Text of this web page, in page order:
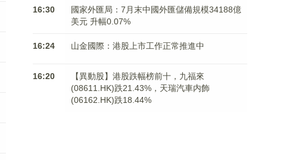
16:30
國家外匯局：7月末中國外匯儲備規模34188億
美元 升幅0.07%
16:24 山金國際：港股上市工作正常推進中
16:20
【異動股】港股跌幅榜前十，九福來
(08611.HK)跌21.43%，天瑞汽車内飾
(06162.HK)跌18.44%